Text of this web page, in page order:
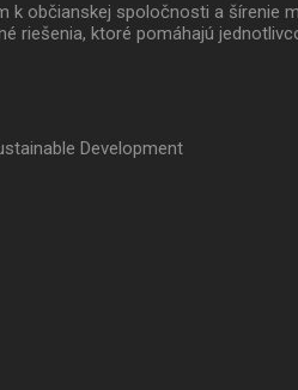
občianskej spoločnosti a
riešenia, ktoré pomáhajú
Development